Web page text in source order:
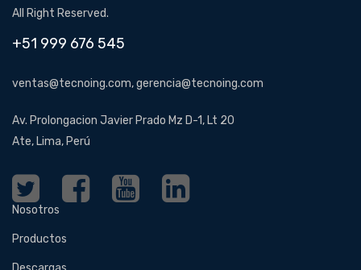
All Right Reserved.
+51 999 676 545
ventas@tecnoing.com, gerencia@tecnoing.com
Av. Prolongacion Javier Prado Mz D-1, Lt 20
Ate, Lima, Perú
Nosotros
Productos